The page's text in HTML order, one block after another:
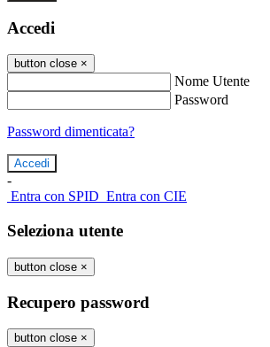
Accedi
button close ×
Nome Utente
Password
Password dimenticata?
-
Entra con SPID Entra con CIE
Seleziona utente
button close ×
Recupero password
button close ×